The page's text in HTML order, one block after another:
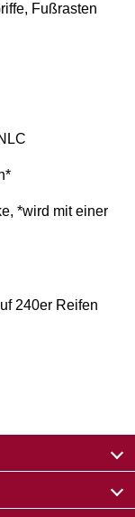
Fußrasten
*wird mit einer
240er Reifen